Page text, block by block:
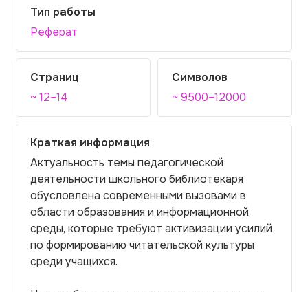
Порядок оплаты
Отзывы
Тип работы
Реферат
Страниц
~ 12–14
Символов
~ 9500–12000
Краткая информация
Актуальность темы педагогической
деятельности школьного библиотекаря
обусловлена современными вызовами в
области образования и информационной
среды, которые требуют активизации усилий
по формированию читательской культуры
среди учащихся.